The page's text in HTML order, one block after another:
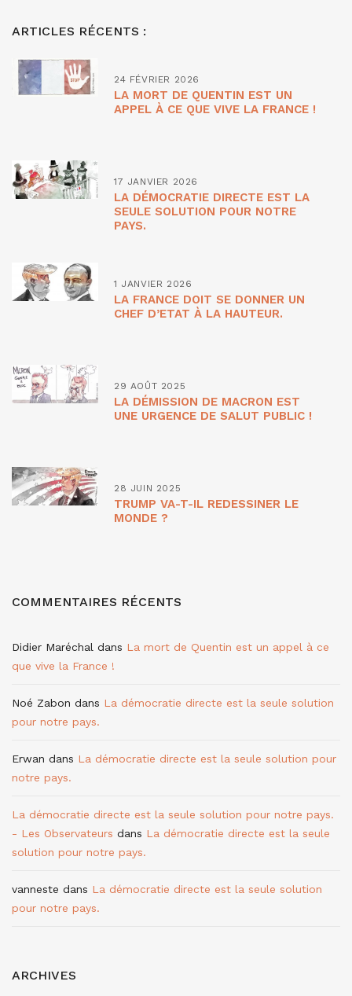
ARTICLES RÉCENTS :
24 FÉVRIER 2026
LA MORT DE QUENTIN EST UN
APPEL À CE QUE VIVE LA FRANCE !
17 JANVIER 2026
LA DÉMOCRATIE DIRECTE EST LA
SEULE SOLUTION POUR NOTRE
PAYS.
1 JANVIER 2026
LA FRANCE DOIT SE DONNER UN
CHEF D’ETAT À LA HAUTEUR.
29 AOÛT 2025
LA DÉMISSION DE MACRON EST
UNE URGENCE DE SALUT PUBLIC !
28 JUIN 2025
TRUMP VA-T-IL REDESSINER LE
MONDE ?
COMMENTAIRES RÉCENTS
Didier Maréchal dans La mort de Quentin est un appel à ce
que vive la France !
Noé Zabon dans La démocratie directe est la seule solution
pour notre pays.
Erwan dans La démocratie directe est la seule solution pour
notre pays.
La démocratie directe est la seule solution pour notre pays.
- Les Observateurs dans La démocratie directe est la seule
solution pour notre pays.
vanneste dans La démocratie directe est la seule solution
pour notre pays.
ARCHIVES